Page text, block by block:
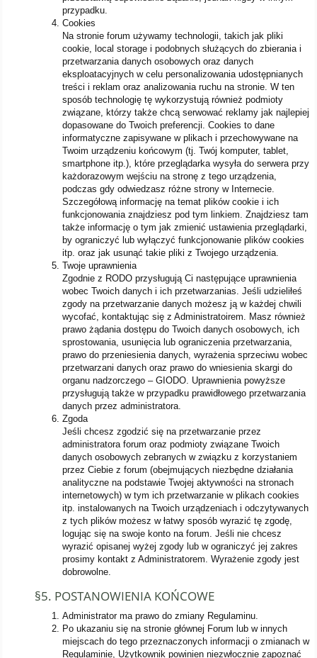
przypadku.
Cookies
Na stronie forum używamy technologii, takich jak pliki
cookie, local storage i podobnych służących do zbierania i
przetwarzania danych osobowych oraz danych
eksploatacyjnych w celu personalizowania udostępnianych
treści i reklam oraz analizowania ruchu na stronie. W ten
sposób technologię tę wykorzystują również podmioty
związane, którzy także chcą serwować reklamy jak najlepiej
dopasowane do Twoich preferencji. Cookies to dane
informatyczne zapisywane w plikach i przechowywane na
Twoim urządzeniu końcowym (tj. Twój komputer, tablet,
smartphone itp.), które przeglądarka wysyła do serwera przy
każdorazowym wejściu na stronę z tego urządzenia,
podczas gdy odwiedzasz różne strony w Internecie.
Szczegółową informację na temat plików cookie i ich
funkcjonowania znajdziesz pod tym linkiem. Znajdziesz tam
także informację o tym jak zmienić ustawienia przeglądarki,
by ograniczyć lub wyłączyć funkcjonowanie plików cookies
itp. oraz jak usunąć takie pliki z Twojego urządzenia.
Twoje uprawnienia
Zgodnie z RODO przysługują Ci następujące uprawnienia
wobec Twoich danych i ich przetwarzanias. Jeśli udzieliłeś
zgody na przetwarzanie danych możesz ją w każdej chwili
wycofać, kontaktując się z Administratoirem. Masz również
prawo żądania dostępu do Twoich danych osobowych, ich
sprostowania, usunięcia lub ograniczenia przetwarzania,
prawo do przeniesienia danych, wyrażenia sprzeciwu wobec
przetwarzani danych oraz prawo do wniesienia skargi do
organu nadzorczego – GIODO. Uprawnienia powyższe
przysługują także w przypadku prawidłowego przetwarzania
danych przez administratora.
Zgoda
Jeśli chcesz zgodzić się na przetwarzanie przez
administratora forum oraz podmioty związane Twoich
danych osobowych zebranych w związku z korzystaniem
przez Ciebie z forum (obejmujących niezbędne działania
analityczne na podstawie Twojej aktywności na stronach
internetowych) w tym ich przetwarzanie w plikach cookies
itp. instalowanych na Twoich urządzeniach i odczytywanych
z tych plików możesz w łatwy sposób wyrazić tę zgodę,
logując się na swoje konto na forum. Jeśli nie chcesz
wyrazić opisanej wyżej zgody lub w ograniczyć jej zakres
prosimy kontakt z Administratorem. Wyrażenie zgody jest
dobrowolne.
§5. POSTANOWIENIA KOŃCOWE
Administrator ma prawo do zmiany Regulaminu.
Po ukazaniu się na stronie głównej Forum lub w innych
miejscach do tego przeznaczonych informacji o zmianach w
Regulaminie, Użytkownik powinien niezwłocznie zapoznać